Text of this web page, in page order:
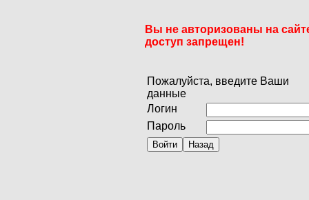
Вы не авторизованы на
доступ запрещен!
Пожалуйста, введите Ваши
данные
Логин
Пароль